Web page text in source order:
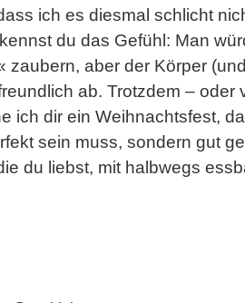
ich es diesmal schlicht
du das Gefühl: Man
zaubern, aber der Körper
ab. Trotzdem – oder
ich dir ein Weihnachtsfest,
sein muss, sondern gut
du liebst, mit halbwegs